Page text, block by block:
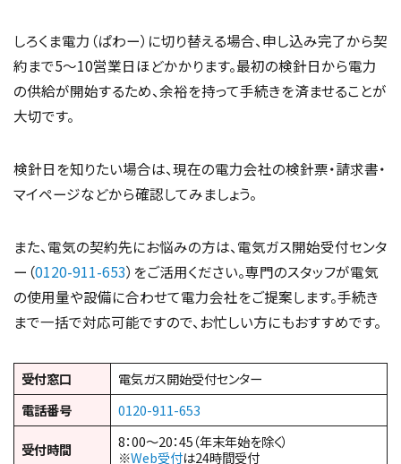
しろくま電力（ぱわー）に切り替える場合、申し込み完了から契
約まで5〜10営業日ほどかかります。最初の検針日から電力
の供給が開始するため、余裕を持って手続きを済ませることが
大切です。
検針日を知りたい場合は、現在の電力会社の検針票・請求書・
マイページなどから確認してみましょう。
また、電気の契約先にお悩みの方は、電気ガス開始受付センタ
ー（0120-911-653）をご活用ください。専門のスタッフが電気
の使用量や設備に合わせて電力会社をご提案します。手続き
まで一括で対応可能ですので、お忙しい方にもおすすめです。
受付窓口
電気ガス開始受付センター
電話番号
0120-911-653
受付時間
8：00～20：45（年末年始を除く）
※Web受付は24時間受付